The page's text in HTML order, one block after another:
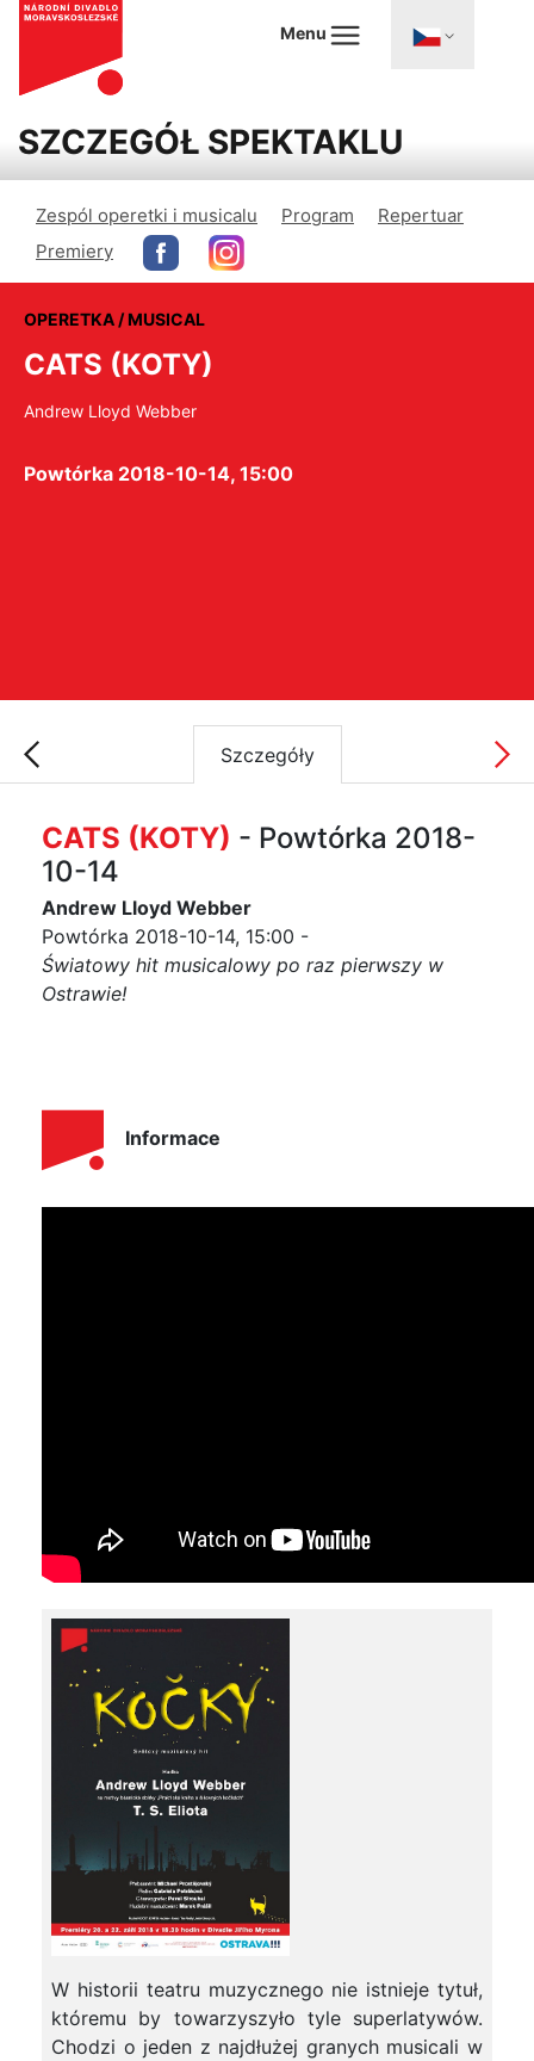
Menu
SZCZEGÓŁ SPEKTAKLU
Zespól operetki i musicalu Program
Repertuar
Premiery
OPERETKA / MUSICAL
CATS (KOTY)
Andrew Lloyd Webber
Powtórka 2018-10-14, 15:00
Szczegóły
CATS (KOTY) - Powtórka 2018-
10-14
Andrew Lloyd Webber
Powtórka 2018-10-14, 15:00 -
Światowy hit musicalowy po raz pierwszy w
Ostrawie!
Informace
W historii teatru muzycznego nie istnieje tytuł,
któremu by towarzyszyło tyle superlatywów.
Chodzi o jeden z najdłużej granych musicali w